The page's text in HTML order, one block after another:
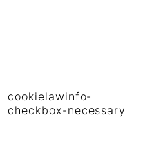
cookielawinfo-
checkbox-necessary